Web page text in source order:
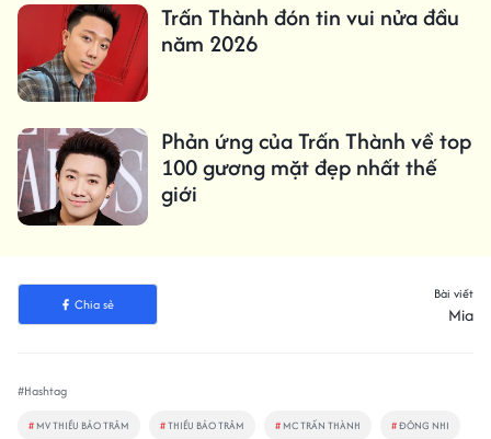
Trấn Thành đón tin vui nửa đầu
năm 2026
Phản ứng của Trấn Thành về top
100 gương mặt đẹp nhất thế
giới
Chia sẻ
Bài viết
Mia
#Hashtag
# MV THIỀU BẢO TRÂM #THIỀU BẢO TRÂM # MC TRẤN THÀNH #ĐÔNG NHI